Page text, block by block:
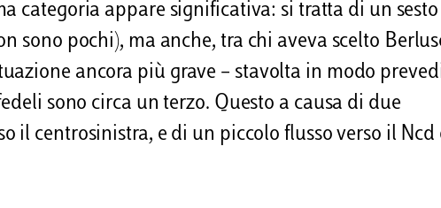
categoria appare significativa: si tratta di un
sono pochi), ma anche, tra chi aveva scelto
ancora più grave – stavolta in modo
sono circa un terzo. Questo a causa di due
il centrosinistra, e di un piccolo flusso verso il Ncd